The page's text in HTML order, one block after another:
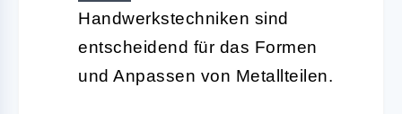
Handwerkstechniken sind
entscheidend für das Formen
und Anpassen von Metallteilen.